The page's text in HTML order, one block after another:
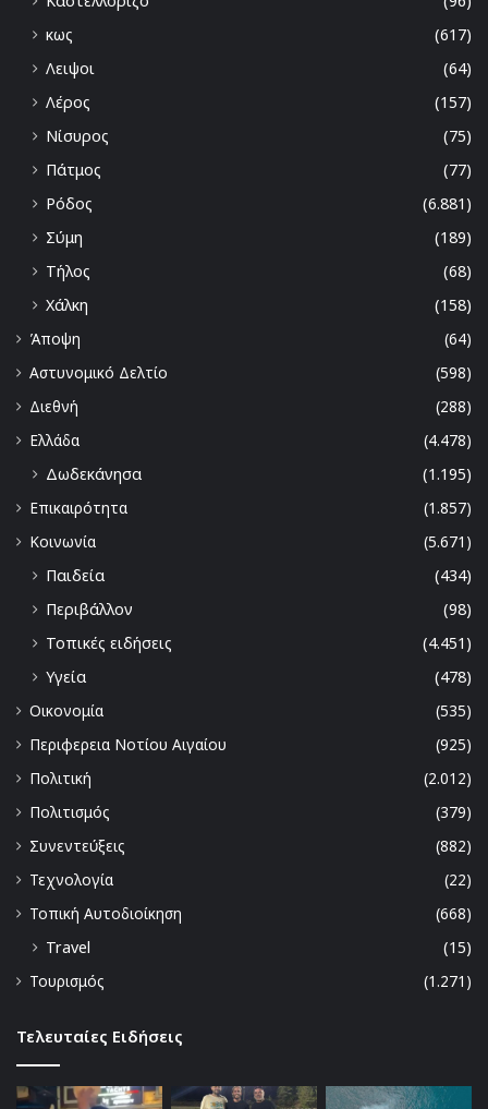
κως
(617)
Λειψοι
(64)
Λέρος
(157)
Νίσυρος
(75)
Πάτμος
(77)
Ρόδος
(6.881)
Σύμη
(189)
Τήλος
(68)
Χάλκη
(158)
Άποψη
(64)
Αστυνομικό Δελτίο
(598)
Διεθνή
(288)
Ελλάδα
(4.478)
Δωδεκάνησα
(1.195)
Επικαιρότητα
(1.857)
Κοινωνία
(5.671)
Παιδεία
(434)
Περιβάλλον
(98)
Τοπικές ειδήσεις
(4.451)
Υγεία
(478)
Οικονομία
(535)
Περιφερεια Νοτίου Αιγαίου
(925)
Πολιτική
(2.012)
Πολιτισμός
(379)
Συνεντεύξεις
(882)
Τεχνολογία
(22)
Τοπική Αυτοδιοίκηση
(668)
Travel
(15)
Τουρισμός
(1.271)
Τελευταίες Ειδήσεις